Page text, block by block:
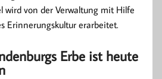
wird von der Verwaltung mit Hilfe
Erinnerungskultur erarbeitet.
Erbe ist heute